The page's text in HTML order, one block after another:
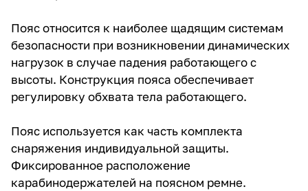
Пояс относится к наиболее щадящим системам
безопасности при возникновении динамических
нагрузок в случае падения работающего с
высоты. Конструкция пояса обеспечивает
регулировку обхвата тела работающего.
Пояс используется как часть комплекта
снаряжения индивидуальной защиты.
Фиксированное расположение
карабинодержателей на поясном ремне.